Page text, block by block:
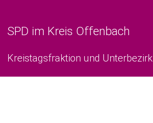
SPD im Kreis Offenbach
Kreistagsfraktion und Unterbezirk